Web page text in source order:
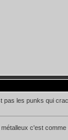
pas les punks qui
métalleux c'est